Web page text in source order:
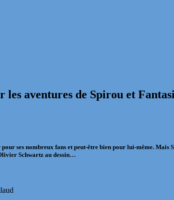
les aventures de Spirou et
ses nombreux fans et peut-être bien pour lui-même.
Schwartz au dessin…